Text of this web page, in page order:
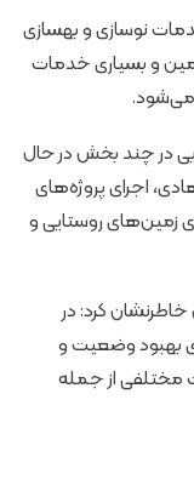
نوسازی و بهسازی
و بسیاری خدمات
می‌شود.
در چند بخش در حال
اجرای پروژه‌های
زمین‌های روستایی و
کرد: در
که برای بهبود وضعیت و
مختلفی از جمله